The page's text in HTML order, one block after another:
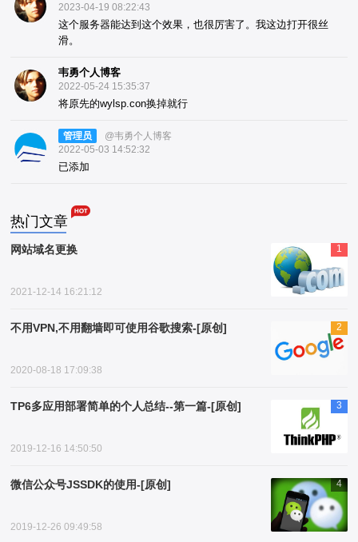
2023-04-19 08:22:43
这个服务器能达到这个效果，也很厉害了。我这边打开很丝
滑。
韦勇个人博客
2022-05-24 15:35:37
将原先的wylsp.con换掉就行
管理员
@韦勇个人博客
2022-05-03 14:52:32
已添加
热门文章
1
网站域名更换
2021-12-14 16:21:12
2
不用VPN,不用翻墙即可使用谷歌搜索-[原创]
2020-08-18 17:09:38
3
TP6多应用部署简单的个人总结--第一篇-[原创]
2019-12-16 14:50:50
4
微信公众号JSSDK的使用-[原创]
2019-12-26 09:49:58